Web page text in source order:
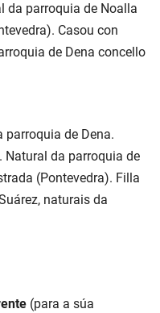
da parroquia de Noalla
Casou con
de Dena concello
parroquia de Dena.
. Natural da parroquia de
(Pontevedra). Filla
naturais da
(para a súa